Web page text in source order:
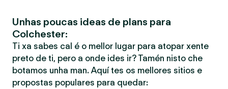
Unhas poucas ideas de plans para
Colchester:
Ti xa sabes cal é o mellor lugar para atopar xente
preto de ti, pero a onde ides ir? Tamén nisto che
botamos unha man. Aquí tes os mellores sitios e
propostas populares para quedar: